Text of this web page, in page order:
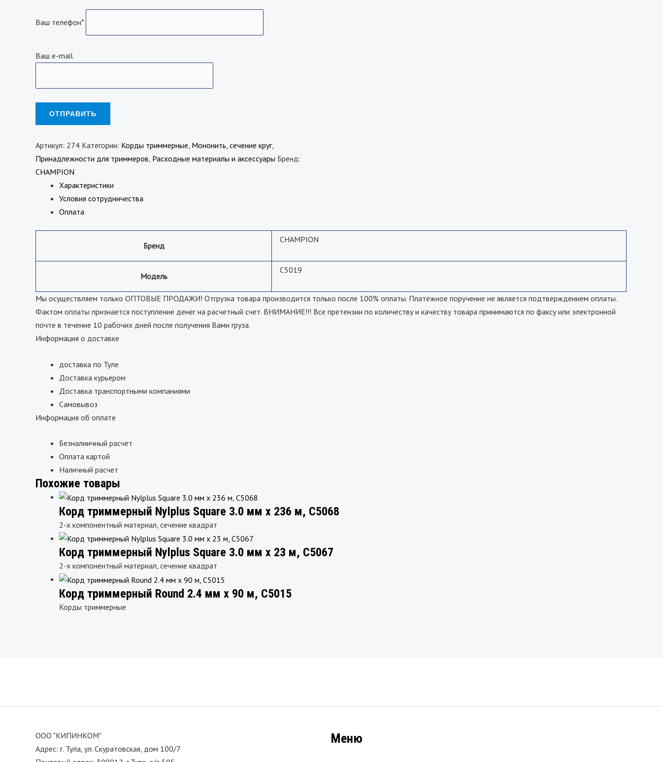
Ваш телефон*
Ваш e-mail
Артикул: 274 Категории: Корды триммерные, Мононить, сечение круг,
Принадлежности для триммеров, Расходные материалы и аксессуары Бренд:
CHAMPION
Характеристики
Условия сотрудничества
Оплата
Бренд
CHAMPION
Модель
C5019
Мы осуществляем только ОПТОВЫЕ ПРОДАЖИ! Отгрузка товара производится только после 100% оплаты. Платежное поручение не является подтверждением оплаты.
Фактом оплаты признается поступление денег на расчетный счет. ВНИМАНИЕ!!! Все претензии по количеству и качеству товара принимаются по факсу или электронной
почте в течение 10 рабочих дней после получения Вами груза.
Информация о доставке
доставка по Туле
Доставка курьером
Доставка транспортными компаниями
Самовывоз
Информация об оплате
Безналиичный расчет
Оплата картой
Наличный расчет
Похожие товары
Корд триммерный Nylplus Square 3.0 мм х 236 м, C5068
2-х компонентный материал, сечение квадрат
Корд триммерный Nylplus Square 3.0 мм х 23 м, C5067
2-х компонентный материал, сечение квадрат
Корд триммерный Round 2.4 мм х 90 м, C5015
Корды триммерные
ООО "КИПИНКОМ"
Адрес: г. Тула, ул. Скуратовская, дом 100/7
Меню